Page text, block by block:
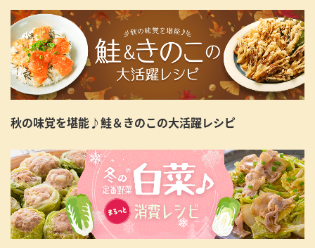
秋の味覚を堪能♪鮭＆きのこの大活躍レシピ